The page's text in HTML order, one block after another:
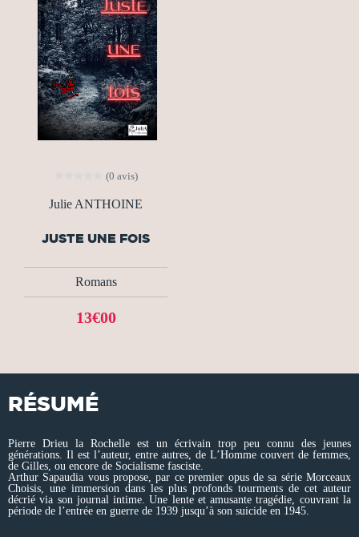
(0 avis)
Julie ANTHOINE
JUSTE UNE FOIS
Romans
13€00
RÉSUMÉ
Pierre Drieu la Rochelle est un écrivain trop peu connu des jeunes
générations. Il est l’auteur, entre autres, de L’Homme couvert de femmes,
de Gilles, ou encore de Socialisme fasciste.
Arthur Sapaudia vous propose, par ce premier opus de sa série Morceaux
Choisis, une immersion dans les plus profonds tourments de cet auteur
décrié via son journal intime. Une lente et amusante tragédie, couvrant la
période de l’entrée en guerre de 1939 jusqu’à son suicide en 1945.